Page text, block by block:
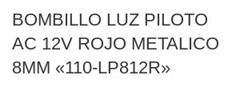
BOMBILLO LUZ PILOTO
AC 12V ROJO METALICO
8MM «110-LP812R»